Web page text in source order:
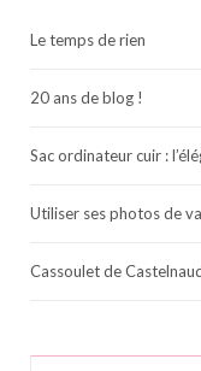
Le temps de rien
20 ans de blog !
Sac ordinateur cuir :
Utiliser ses photos de
Cassoulet de